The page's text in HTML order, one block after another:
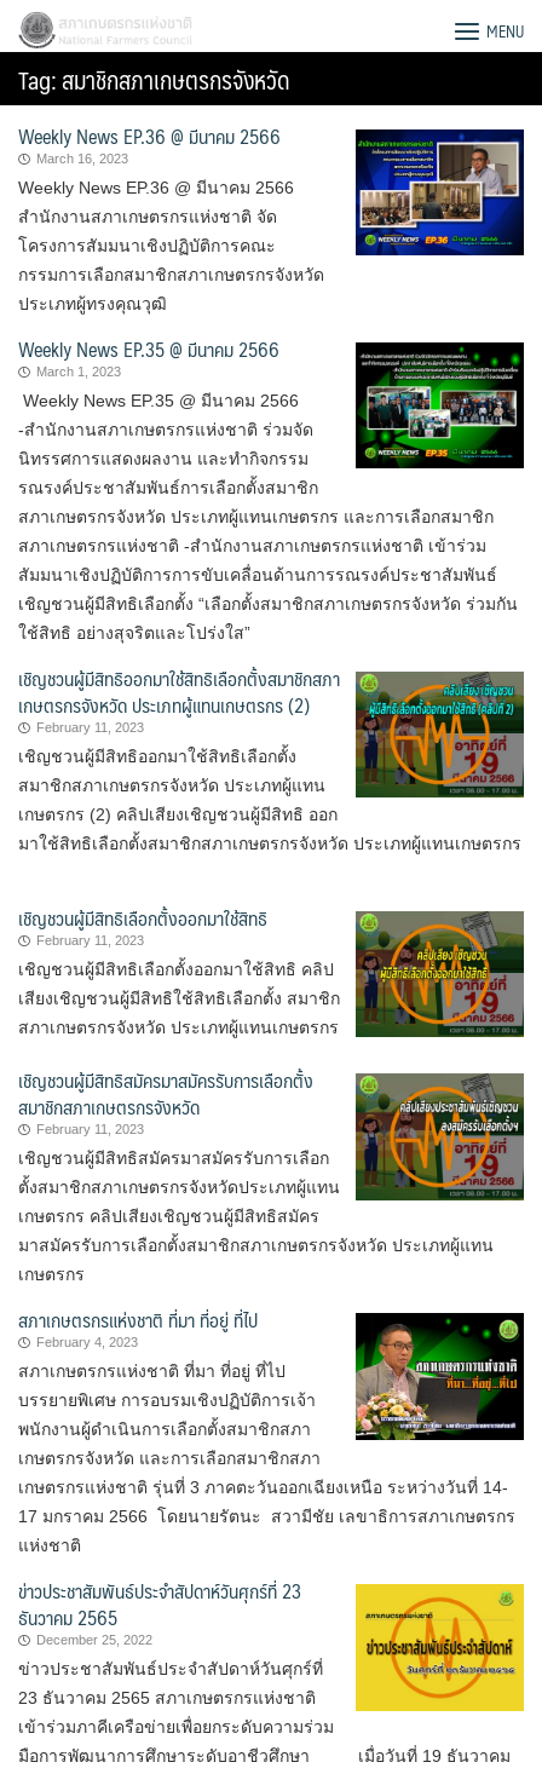
Skip
content
Search
for:
สภาเกษตรกรแห่งชาติ MENU
Tag:สมาชิกสภาเกษตรกรจังหวัด
Weekly News EP.36 @ มีนาคม 2566
March 16, 2023
Weekly News EP.36 @ มีนาคม 2566
สำนักงานสภาเกษตรกรแห่งชาติ จัด
โครงการสัมมนาเชิงปฏิบัติการคณะ
กรรมการเลือกสมาชิกสภาเกษตรกรจังหวัด
ประเภทผู้ทรงคุณวุฒิ
Weekly News EP.35 @ มีนาคม 2566
March 1, 2023
Weekly News EP.35 @ มีนาคม 2566
-สำนักงานสภาเกษตรกรแห่งชาติ ร่วมจัด
นิทรรศการแสดงผลงาน และทำกิจกรรม
รณรงค์ประชาสัมพันธ์การเลือกตั้งสมาชิก
สภาเกษตรกรจังหวัด ประเภทผู้แทนเกษตรกร และการเลือกสมาชิก
สภาเกษตรกรแห่งชาติ -สำนักงานสภาเกษตรกรแห่งชาติ เข้าร่วม
สัมมนาเชิงปฏิบัติการการขับเคลื่อนด้านการรณรงค์ประชาสัมพันธ์
เชิญชวนผู้มีสิทธิเลือกตั้ง “เลือกตั้งสมาชิกสภาเกษตรกรจังหวัด ร่วมกัน
ใช้สิทธิ อย่างสุจริตและโปร่งใส”
เชิญชวนผู้มีสิทธิออกมาใช้สิทธิเลือกตั้งสมาชิกสภา
เกษตรกรจังหวัด ประเภทผู้แทนเกษตรกร (2)
February 11, 2023
เชิญชวนผู้มีสิทธิออกมาใช้สิทธิเลือกตั้ง
สมาชิกสภาเกษตรกรจังหวัด ประเภทผู้แทน
เกษตรกร (2) คลิปเสียงเชิญชวนผู้มีสิทธิ ออก
มาใช้สิทธิเลือกตั้งสมาชิกสภาเกษตรกรจังหวัด ประเภทผู้แทนเกษตรกร
เชิญชวนผู้มีสิทธิเลือกตั้งออกมาใช้สิทธิ
February 11, 2023
เชิญชวนผู้มีสิทธิเลือกตั้งออกมาใช้สิทธิ คลิป
เสียงเชิญชวนผู้มีสิทธิใช้สิทธิเลือกตั้ง สมาชิก
สภาเกษตรกรจังหวัด ประเภทผู้แทนเกษตรกร
เชิญชวนผู้มีสิทธิสมัครมาสมัครรับการเลือกตั้ง
สมาชิกสภาเกษตรกรจังหวัด
February 11, 2023
เชิญชวนผู้มีสิทธิสมัครมาสมัครรับการเลือก
ตั้งสมาชิกสภาเกษตรกรจังหวัดประเภทผู้แทน
เกษตรกร คลิปเสียงเชิญชวนผู้มีสิทธิสมัคร
มาสมัครรับการเลือกตั้งสมาชิกสภาเกษตรกรจังหวัด ประเภทผู้แทน
เกษตรกร
สภาเกษตรกรแห่งชาติ ที่มา ที่อยู่ ที่ไป
February 4, 2023
สภาเกษตรกรแห่งชาติ ที่มา ที่อยู่ ที่ไป
บรรยายพิเศษ การอบรมเชิงปฏิบัติการเจ้า
พนักงานผู้ดำเนินการเลือกตั้งสมาชิกสภา
เกษตรกรจังหวัด และการเลือกสมาชิกสภา
เกษตรกรแห่งชาติ รุ่นที่ 3 ภาคตะวันออกเฉียงเหนือ ระหว่างวันที่ 14-
17 มกราคม 2566 โดยนายรัตนะ สวามีชัย เลขาธิการสภาเกษตรกร
แห่งชาติ
ข่าวประชาสัมพันธ์ประจำสัปดาห์วันศุกร์ที่ 23
ธันวาคม 2565
December 25, 2022
ข่าวประชาสัมพันธ์ประจำสัปดาห์วันศุกร์ที่
23 ธันวาคม 2565 สภาเกษตรกรแห่งชาติ
เข้าร่วมภาคีเครือข่ายเพื่อยกระดับความร่วม
มือการพัฒนาการศึกษาระดับอาชีวศึกษา เมื่อวันที่ 19 ธันวาคม